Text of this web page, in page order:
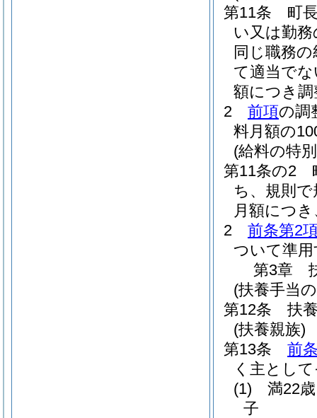
第11条
町
い又は勤
同じ職務
て適当で
額につき
2
前項の調
料月額の
(給料の特
第11条の2
ち、規則
月額につ
2
前条第2
ついて準
第3章
(扶養手当
第12条
扶
(扶養親族)
第13条
前
く主とし
(1)
満22
子